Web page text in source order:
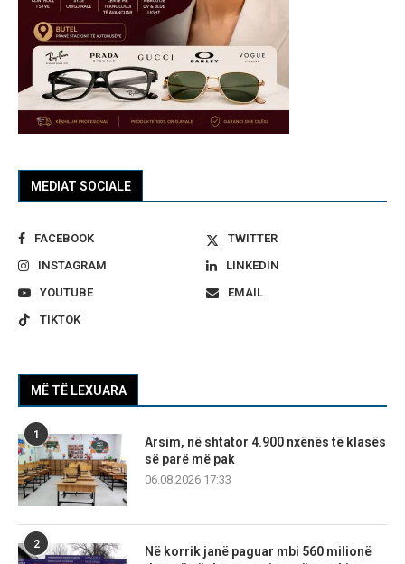
MEDIAT SOCIALE
FACEBOOK
TWITTER
INSTAGRAM
LINKEDIN
YOUTUBE
EMAIL
TIKTOK
MË TË LEXUARA
1
Arsim, në shtator 4.900 nxënës të klasës
së parë më pak
06.08.2026 17:33
2
Në korrik janë paguar mbi 560 milionë